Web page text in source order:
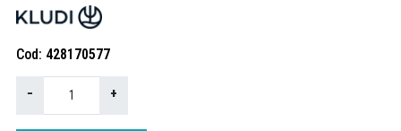
Cod 428170577
− +